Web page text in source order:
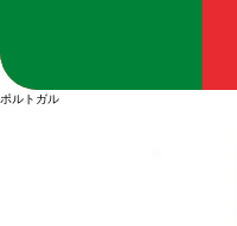
ポルトガル